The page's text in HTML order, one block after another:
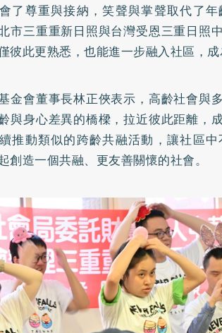
了尊重與接納，笑聲與掌聲取代了
市三重重新日照與台灣受恩三重日照
彼此更熟悉，也能進一步融入社區，成
金會董事長林正俠表示，高齡社會與
與身心差異的橋樑，拉近彼此距離，
推動類似的跨齡共融活動，讓社區
創造一個共融、更友善關懷的社會。